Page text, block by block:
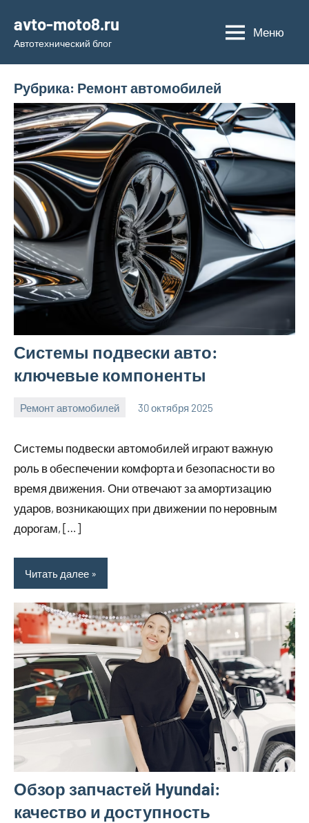
содержимому
avto-moto8.ru
Автотехнический блог
Меню
Рубрика: Ремонт автомобилей
Системы подвески авто:
ключевые компоненты
Ремонт автомобилей 30 октября 2025
Системы подвески автомобилей играют важную
роль в обеспечении комфорта и безопасности во
время движения. Они отвечают за амортизацию
ударов, возникающих при движении по неровным
дорогам, […]
Читать далее
Обзор запчастей Hyundai:
качество и доступность